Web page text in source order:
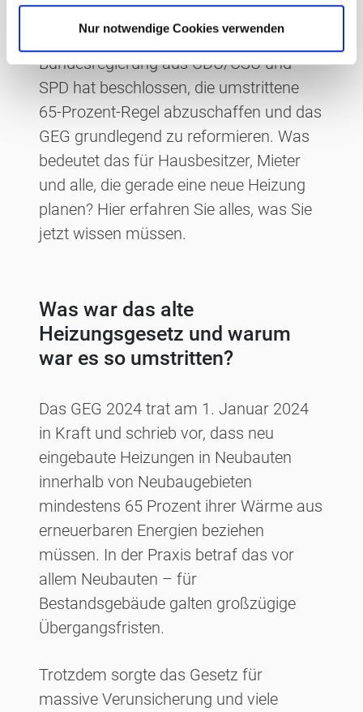
Nur notwendige Cookies verwenden
2024. Nun ist es offiziell: Die neue
Bundesregierung aus CDU/CSU und
SPD hat beschlossen, die umstrittene
65-Prozent-Regel abzuschaffen und das
GEG grundlegend zu reformieren. Was
bedeutet das für Hausbesitzer, Mieter
und alle, die gerade eine neue Heizung
planen? Hier erfahren Sie alles, was Sie
jetzt wissen müssen.
Was war das alte
Heizungsgesetz und warum
war es so umstritten?
Das GEG 2024 trat am 1. Januar 2024
in Kraft und schrieb vor, dass neu
eingebaute Heizungen in Neubauten
innerhalb von Neubaugebieten
mindestens 65 Prozent ihrer Wärme aus
erneuerbaren Energien beziehen
müssen. In der Praxis betraf das vor
allem Neubauten – für
Bestandsgebäude galten großzügige
Übergangsfristen.
Trotzdem sorgte das Gesetz für
massive Verunsicherung und viele